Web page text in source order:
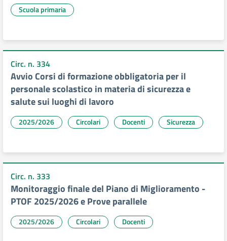
Scuola primaria
Circ. n. 334
Avvio Corsi di formazione obbligatoria per il
personale scolastico in materia di sicurezza e
salute sui luoghi di lavoro
2025/2026 Circolari Docenti Sicurezza
Circ. n. 333
Monitoraggio finale del Piano di Miglioramento -
PTOF 2025/2026 e Prove parallele
2025/2026 Circolari Docenti